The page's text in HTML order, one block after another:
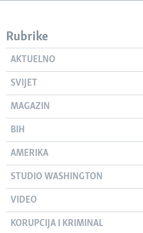
Rubrike
AKTUELNO
SVIJET
MAGAZIN
BIH
AMERIKA
STUDIO WASHINGTON
VIDEO
KORUPCIJA I KRIMINAL